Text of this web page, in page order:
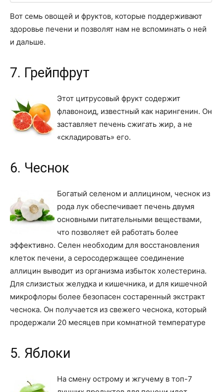
Вот семь овощей и фруктов, которые поддерживают
здоровье печени и позволят нам не вспоминать о ней
и дальше.
7. Грейпфрут
Этот цитрусовый фрукт содержит
флавоноид, известный как нарингенин. Он
заставляет печень сжигать жир, а не
«складировать» его.
6. Чеснок
Богатый селеном и аллицином, чеснок из
рода лук обеспечивает печень двумя
основными питательными веществами,
что позволяет ей работать более
эффективно. Селен необходим для восстановления
клеток печени, а серосодержащее соединение
аллицин выводит из организма избыток холестерина.
Для слизистых желудка и кишечника, и для кишечной
микрофлоры более безопасен состаренный экстракт
чеснока. Он получается из свежего чеснока, который
продержали 20 месяцев при комнатной температуре
5. Яблоки
На смену острому и жгучему в топ-7